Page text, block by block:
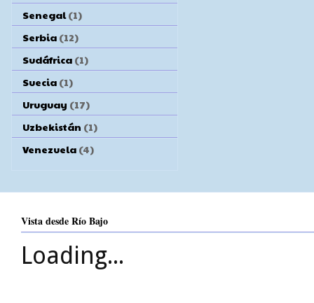
Senegal (1)
Serbia (12)
Sudáfrica (1)
Suecia (1)
Uruguay (17)
Uzbekistán (1)
Venezuela (4)
Vista desde Río Bajo
Loading...